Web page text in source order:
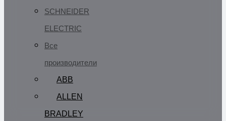
SCHNEIDER
ELECTRIC
Все
производители
ABB
ALLEN
BRADLEY